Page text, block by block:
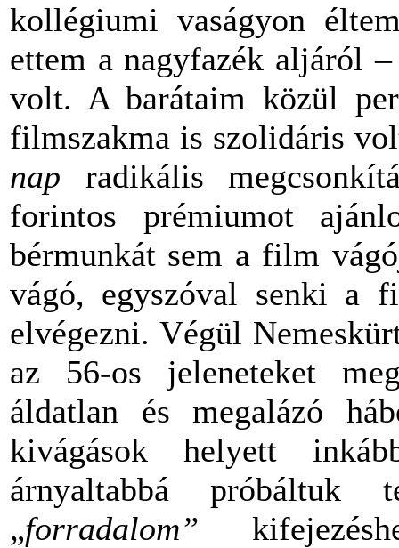
kollégiumi vaságyon
ettem a nagyfazék aljáról
volt. A barátaim közül
filmszakma is szolidáris
nap radikális
forintos prémiumot
bérmunkát sem a film
vágó, egyszóval senki a
elvégezni. Végül
az 56-os jeleneteket
áldatlan és megalázó
kivágások helyett
árnyaltabbá
„forradalom”